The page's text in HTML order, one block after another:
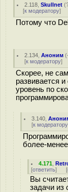
2.118 ,Skullnet (
[к модератору]
Потому что
2.134 ,Аноним (
[к модератору]
Скорее, не
развивается
уровень по
3.140 ,
[к модератору
более-
4.171 ,
[ответить] [
Вы
задачи из